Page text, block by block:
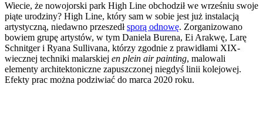
Wiecie, że nowojorski park High Line obchodził we wrześniu swoje
piąte urodziny? High Line, który sam w sobie jest już instalacją
artystyczną, niedawno przeszedłsporą odnowę. Zorganizowano
bowiem grupę artystów, w tym Daniela Burena, Ei Arakwę, Larę
Schnitger i Ryana Sullivana, którzy zgodnie z prawidłami XIX-
wiecznej techniki malarskiej en plein air painting, malowali
elementy architektoniczne zapuszczonej niegdyś linii kolejowej.
Efekty prac można podziwiać do marca 2020 roku.